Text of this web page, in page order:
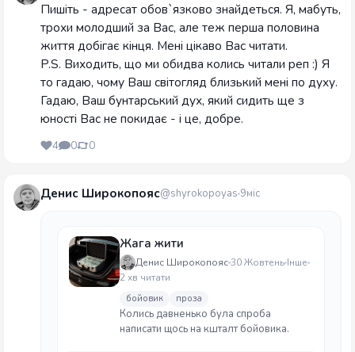
Пишіть - адресат обов`язково знайдеться. Я, мабуть,
трохи молодший за Вас, але теж перша половина
життя добігає кінця. Мені цікаво Вас читати.
P.S. Виходить, що ми обидва колись читали реп :) Я
то гадаю, чому Ваш світогляд близький мені по духу.
Гадаю, Ваш бунтарський дух, який сидить ще з
юності Вас не покидає - і це, добре.
4 0 0
Денис Широкопояс@shyrokopoyas 9міс
Жага жити
Денис Широкопояс30 Жовтень Інше
2 хв читати
бойовик проза
Колись давненько була спроба
написати щось на кшталт бойовика.